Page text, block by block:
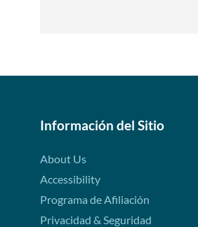
Información del Sitio
About Us
Accessibility
Programa de Afiliación
Privacidad & Seguridad